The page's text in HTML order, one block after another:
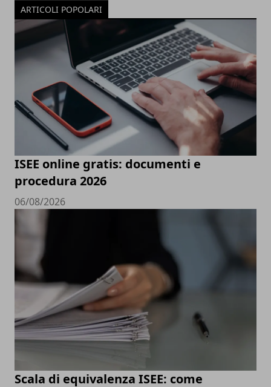
ARTICOLI POPOLARI
ISEE online gratis: documenti e
procedura 2026
06/08/2026
Scala di equivalenza ISEE: come